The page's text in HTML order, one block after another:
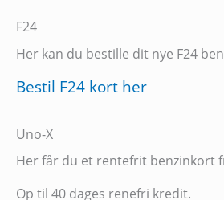
F24
Her kan du bestille dit nye F24
Bestil F24 kort her
Uno-X
Her får du et rentefrit benzinkort
Op til 40 dages renefri kredit.